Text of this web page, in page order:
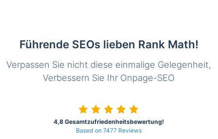
Führende SEOs lieben Rank Math!
Verpassen Sie nicht diese einmalige Gelegenheit,
Verbessern Sie Ihr Onpage-SEO
4,8 Gesamtzufriedenheitsbewertung!
Based on 7477 Reviews